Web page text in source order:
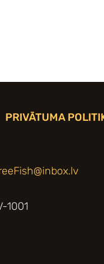
PRIVĀTUMA
1001